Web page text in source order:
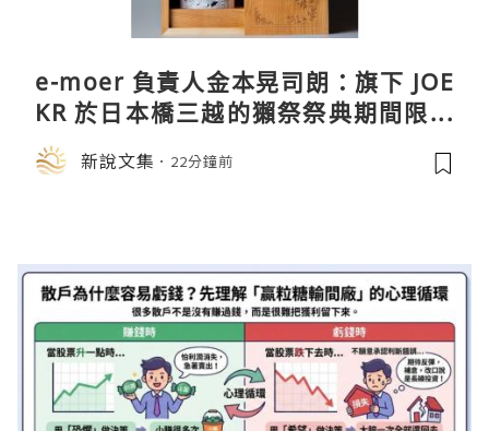
e-moer 負責人金本晃司朗：旗下 JOE
KR 於日本橋三越的獺祭祭典期間限定
店中，與日伸貴金属的東京銀器工匠一
同參展新說文集 22分鐘前